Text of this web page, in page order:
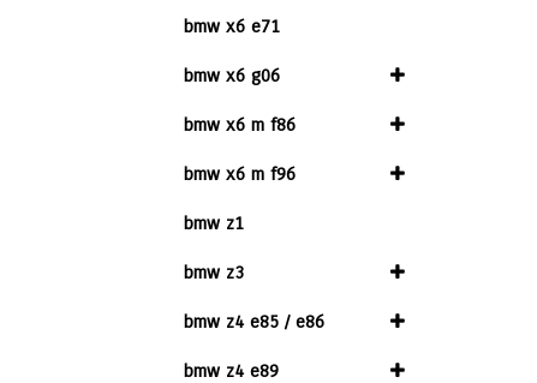
bmw x6 e71
bmw x6 g06
bmw x6 m f86
bmw x6 m f96
bmw z1
bmw z3
bmw z4 e85 / e86
bmw z4 e89